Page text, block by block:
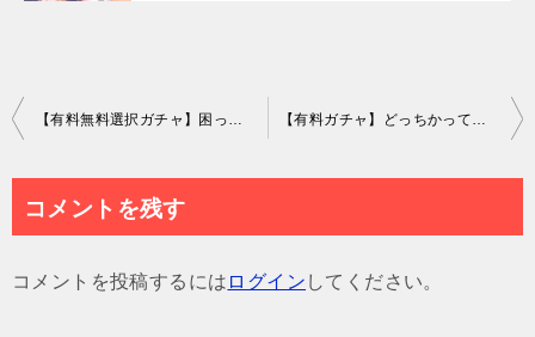
投
ビ
【有料無料選択ガチャ】困ったらネオンネタ出してくるよね(ΦωΦ)ｼﾗﾝｹﾄﾞｗ ネオンチャイナガチャ【中華ネタ】 【有料ガチャ】どっちかっていうと引きこもりよりこれから外に出る系じゃね？ LUNAガチャ vol.49 ひきこもりがーる【ピグパブランド】
コメントを残す
コメントを投稿するには ログイン してください。